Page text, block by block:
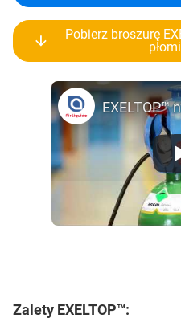
Pobierz broszurę
Zalety EXELTOP™: